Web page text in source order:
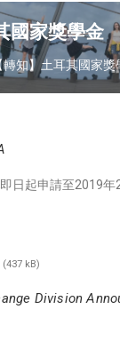
國家獎學金
轉知】土耳其國家獎
日起申請至2019年
(437 kB)
Division